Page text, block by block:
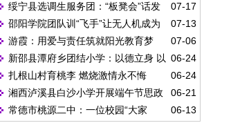
07-17
绥宁县选调生服务团：“板凳会”话发
展 “院落会”守平安
07-13
邵阳学院团队训“飞手”让无人机成为
乡村振兴的“青春眼”
07-06
游霞：用爱与责任筑就阳光教育梦
06-24
新邵县潭府乡团结小学：以德立身 以
爱育人
06-24
扎根山村育桃李 燃烧激情永不悔
06-21
湘西泸溪县白沙小学开展端午节思政
教育活动
06-13
常德市桃源二中：一位校园“大家